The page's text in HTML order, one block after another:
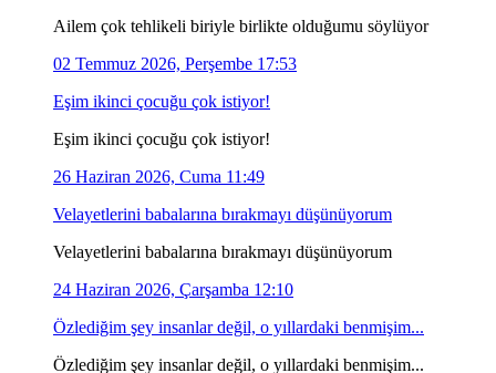
Ailem çok tehlikeli biriyle birlikte olduğumu söylüyor
02 Temmuz 2026, Perşembe 17:53
Eşim ikinci çocuğu çok istiyor!
Eşim ikinci çocuğu çok istiyor!
26 Haziran 2026, Cuma 11:49
Velayetlerini babalarına bırakmayı düşünüyorum
Velayetlerini babalarına bırakmayı düşünüyorum
24 Haziran 2026, Çarşamba 12:10
Özlediğim şey insanlar değil, o yıllardaki benmişim...
Özlediğim şey insanlar değil, o yıllardaki benmişim...